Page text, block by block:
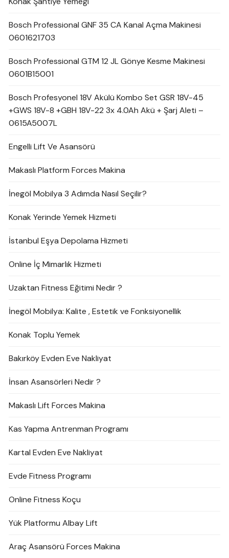
Bosch Professional GNF 35 CA Kanal Açma Makinesi
0601621703
Bosch Professional GTM 12 JL Gönye Kesme Makinesi
0601B15001
Bosch Profesyonel 18V Akülü Kombo Set GSR 18V-45
+GWS 18V-8 +GBH 18V-22 3x 4.0Ah Akü + Şarj Aleti –
0615A5007L
Engelli Lift Ve Asansörü
Makaslı Platform Forces Makina
İnegöl Mobilya 3 Adımda Nasıl Seçilir?
Konak Yerinde Yemek Hizmeti
İstanbul Eşya Depolama Hizmeti
Online İç Mimarlık Hizmeti
Uzaktan Fitness Eğitimi Nedir ?
İnegöl Mobilya: Kalite , Estetik ve Fonksiyonellik
Konak Toplu Yemek
Bakırköy Evden Eve Nakliyat
İnsan Asansörleri Nedir ?
Makaslı Lift Forces Makina
Kas Yapma Antrenman Programı
Kartal Evden Eve Nakliyat
Evde Fitness Programı
Online Fitness Koçu
Yük Platformu Albay Lift
Araç Asansörü Forces Makina